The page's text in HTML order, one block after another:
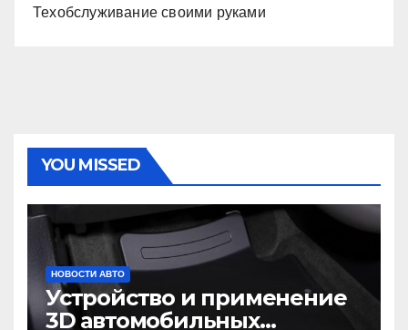
Техобслуживание своими руками
YOU MISSED
НОВОСТИ АВТО
Устройство и применение
3D автомобильных